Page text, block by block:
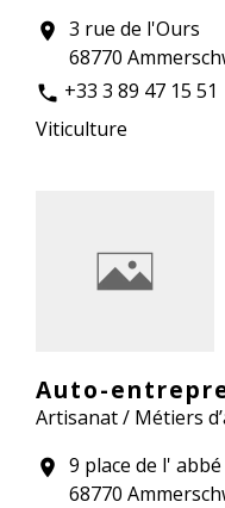
location_on 3 rue de l'Ours
68770
phone +33 3 89 47 15 51
Viticulture
Auto-
Artisanat / Métiers
location_on 9 place de l'
68770